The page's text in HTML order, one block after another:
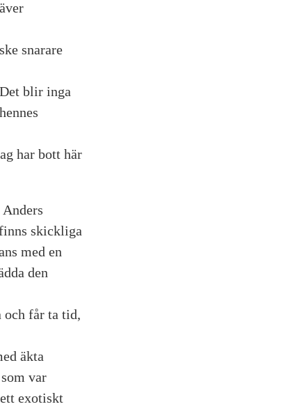
snarare
blir inga
har bott här
skickliga
med en
den
och får ta tid,
äkta
var
exotiskt